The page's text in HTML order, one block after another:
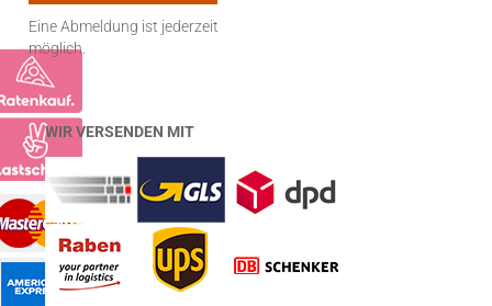
Eine Abmeldung ist jederzeit
möglich.
WIR VERSENDEN MIT